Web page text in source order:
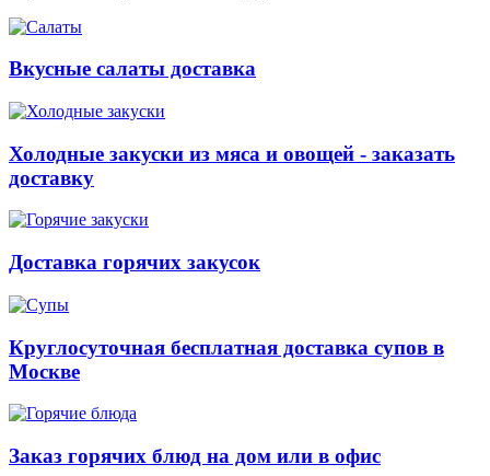
Вкусные салаты доставка
Холодные закуски из мяса и овощей - заказать
доставку
Доставка горячих закусок
Круглосуточная бесплатная доставка супов в
Москве
Заказ горячих блюд на дом или в офис